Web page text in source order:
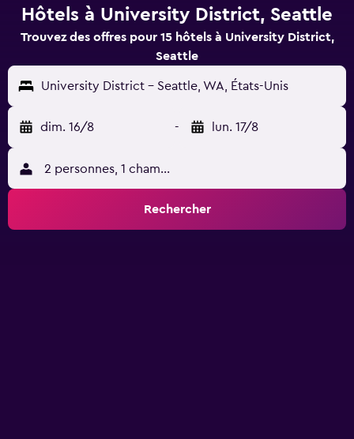
Hôtels à University District, Seattle
Trouvez des offres pour 15 hôtels à University District,
Seattle
University District - Seattle, WA, États-Unis
dim. 16/8 - lun. 17/8
2 personnes, 1 chambre
Rechercher